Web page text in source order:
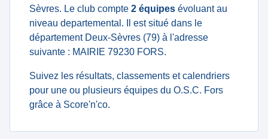
Sèvres. Le club compte 2 équipes évoluant au
niveau departemental. Il est situé dans le
département Deux-Sèvres (79) à l'adresse
suivante : MAIRIE 79230 FORS.
Suivez les résultats, classements et calendriers
pour une ou plusieurs équipes du O.S.C. Fors
grâce à Score'n'co.